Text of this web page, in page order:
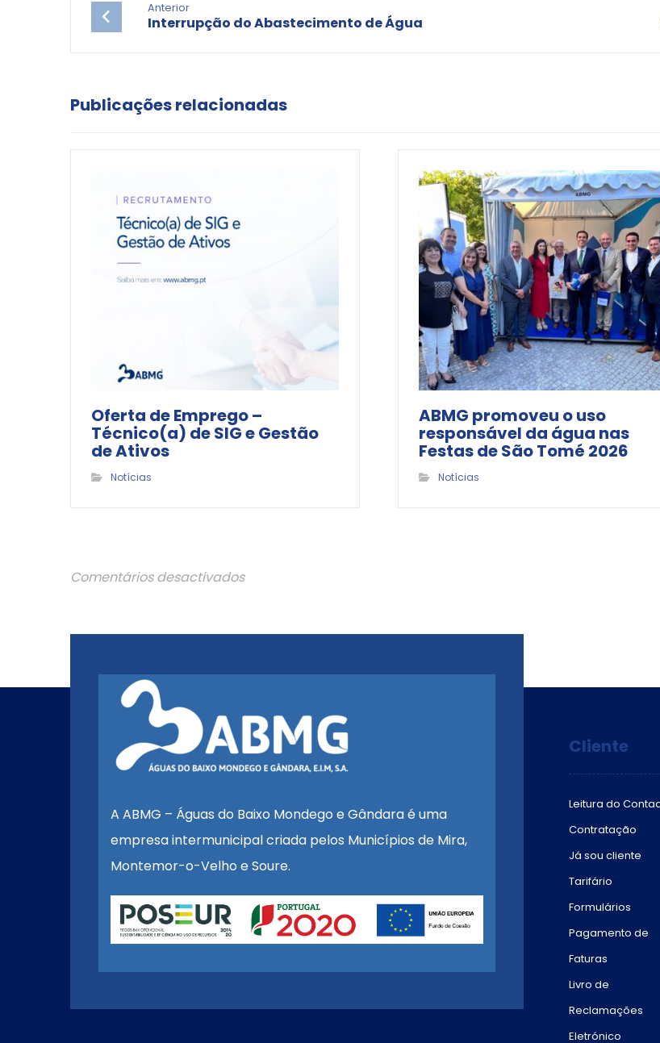
Anterior
Interrupção do Abastecimento de Água
Publicações relacionadas
Oferta de Emprego –
Técnico(a) de SIG e Gestão
de Ativos
Notícias
ABMG promoveu o uso
responsável da água nas
Festas de São Tomé 2026
Notícias
Comentários desactivados
A ABMG – Águas do Baixo Mondego e Gândara é uma
empresa intermunicipal criada pelos Municípios de Mira,
Montemor-o-Velho e Soure.
Cliente
Leitura do
Contratação
Já sou cliente
Tarifário
Formulários
Pagamento de
Faturas
Livro de
Reclamações
Eletrónico